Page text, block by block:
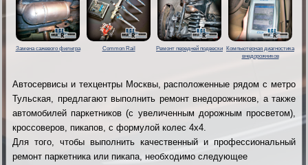
Замена сажевого фильтра Common Rail Ремонт передней подвески Компьютерная диагностика
внедорожников
Автосервисы и техцентры Москвы, расположенные рядом с метро
Тульская, предлагают выполнить ремонт внедорожников, а также
автомобилей паркетников (с увеличенным дорожным просветом),
кроссоверов, пикапов, с формулой колес 4х4.
Для того, чтобы выполнить качественный и профессиональный
ремонт паркетника или пикапа, необходимо следующее